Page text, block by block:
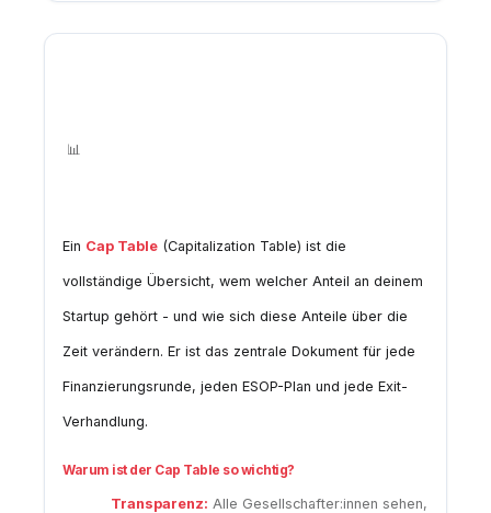
📊
Ein Cap Table (Capitalization Table) ist die
vollständige Übersicht, wem welcher Anteil an deinem
Startup gehört - und wie sich diese Anteile über die
Zeit verändern. Er ist das zentrale Dokument für jede
Finanzierungsrunde, jeden ESOP-Plan und jede Exit-
Verhandlung.
Warum ist der Cap Table so wichtig?
Transparenz: Alle Gesellschafter:innen sehen,